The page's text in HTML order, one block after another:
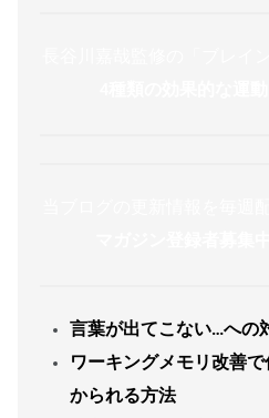
言葉が出てこない…への
ワーキングメモリ改善
かられる方法